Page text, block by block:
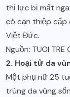
thị lực bị mất
có can thiệp cấp
Việt Đức.
Nguồn: TUOI TRE
2. Hoại tử da
Một phụ nữ 25
trùng da vùng